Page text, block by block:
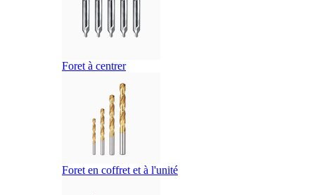
Foret à centrer
Foret en coffret et à l'unité